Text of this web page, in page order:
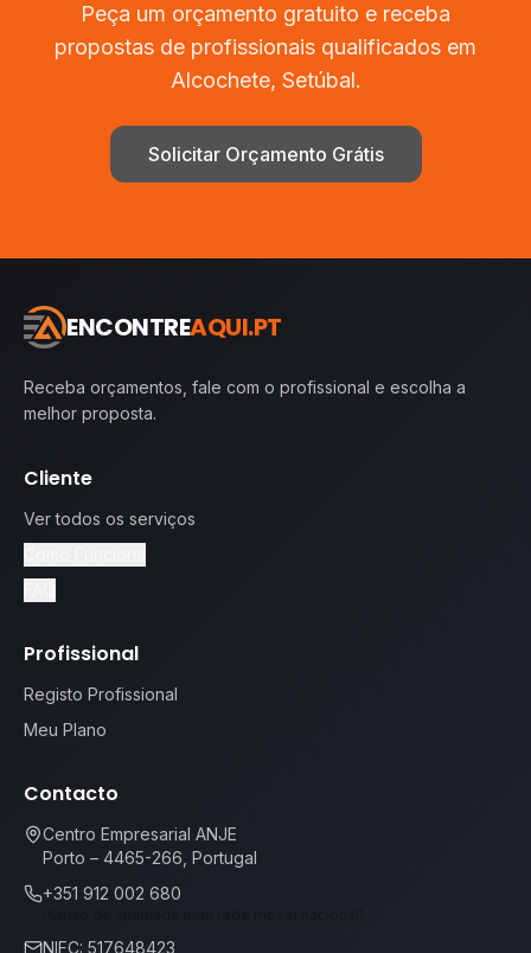
Peça um orçamento gratuito e receba
propostas de profissionais qualificados em
Alcochete, Setúbal.
Solicitar Orçamento Grátis
ENCONTREAQUI.PT
Receba orçamentos, fale com o profissional e escolha a
melhor proposta.
Cliente
Ver todos os serviços
Profissional
Registo Profissional
Meu Plano
Contacto
Centro Empresarial ANJE
Porto – 4465-266, Portugal
+351 912 002 680
NIFC: 517648423